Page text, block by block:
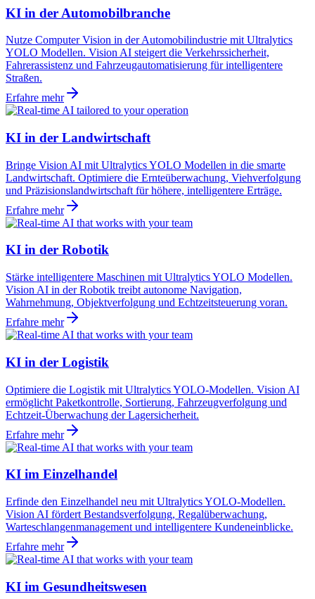
KI in der Automobilbranche
Nutze Computer Vision in der Automobilindustrie mit Ultralytics
YOLO Modellen. Vision AI steigert die Verkehrssicherheit,
Fahrerassistenz und Fahrzeugautomatisierung für intelligentere
Straßen.
Erfahre mehr
KI in der Landwirtschaft
Bringe Vision AI mit Ultralytics YOLO Modellen in die smarte
Landwirtschaft. Optimiere die Ernteüberwachung, Viehverfolgung
und Präzisionslandwirtschaft für höhere, intelligentere Erträge.
Erfahre mehr
KI in der Robotik
Stärke intelligentere Maschinen mit Ultralytics YOLO Modellen.
Vision AI in der Robotik treibt autonome Navigation,
Wahrnehmung, Objektverfolgung und Echtzeitsteuerung voran.
Erfahre mehr
KI in der Logistik
Optimiere die Logistik mit Ultralytics YOLO-Modellen. Vision AI
ermöglicht Paketkontrolle, Sortierung, Fahrzeugverfolgung und
Echtzeit-Überwachung der Lagersicherheit.
Erfahre mehr
KI im Einzelhandel
Erfinde den Einzelhandel neu mit Ultralytics YOLO-Modellen.
Vision AI fördert Bestandsverfolgung, Regalüberwachung,
Warteschlangenmanagement und intelligentere Kundeneinblicke.
Erfahre mehr
KI im Gesundheitswesen